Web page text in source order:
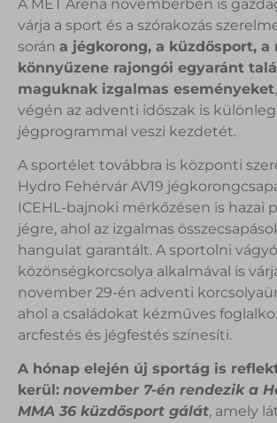
A MET Aréna novemberben is
várja a sport és a szórakozás
során a jégkorong, a küzdősport, a
könnyűzene rajongói egyaránt
maguknak izgalmas eseményeket
végén az adventi időszak is
jégprogrammal veszi kezdetét.
A sportélet továbbra is központi
Hydro Fehérvár AV19
ICEHL-bajnoki mérkőzésen is hazai
jégre, ahol az izgalmas
hangulat garantált. A sportolni
közönségkorcsolya alkalmával is
november 29-én adventi
ahol a családokat kézműves
arcfestés és jégfestés színesíti.
A hónap elején új sportág is
kerül: november 7-én rendezik a
MMA 36 küzdősport gálát, amely